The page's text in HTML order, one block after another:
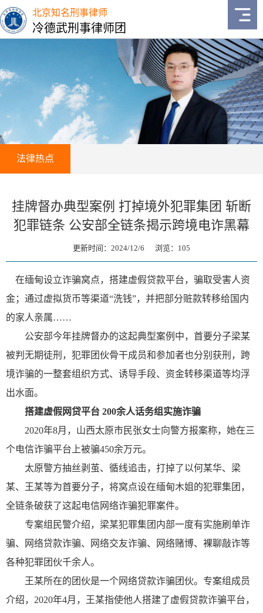
北京知名刑事律师
冷德武刑事律师团
法律热点
挂牌督办典型案例 打掉境外犯罪集团 斩断
犯罪链条 公安部全链条揭示跨境电诈黑幕
更新时间：2024/12/6 浏览： 105
在缅甸设立诈骗窝点，搭建虚假贷款平台，骗取受害人资
金；通过虚拟货币等渠道“洗钱”，并把部分赃款转移给国内
的家人亲属……
公安部今年挂牌督办的这起典型案例中，首要分子梁某
被判无期徒刑，犯罪团伙骨干成员和参加者也分别获刑，跨
境诈骗的一整套组织方式、诱导手段、资金转移渠道等均浮
出水面。
搭建虚假网贷平台 200余人话务组实施诈骗
2020年8月，山西太原市民张女士向警方报案称，她在三
个电信诈骗平台上被骗450余万元。
太原警方抽丝剥茧、循线追击，打掉了以何某华、梁
某、王某等为首要分子，将窝点设在缅甸木姐的犯罪集团，
全链条破获了这起电信网络诈骗犯罪案件。
专案组民警介绍，梁某犯罪集团内部一度有实施刷单诈
骗、网络贷款诈骗、网络交友诈骗、网络赌博、裸聊敲诈等
各种犯罪团伙千余人。
王某所在的团伙是一个网络贷款诈骗团伙。专案组成员
介绍，2020年4月，王某指使他人搭建了虚假贷款诈骗平台，